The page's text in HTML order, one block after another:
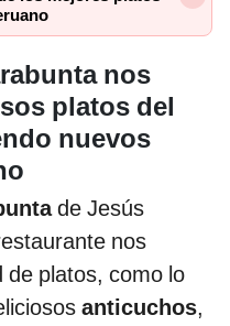
nos
platos del
nuevos
de Jesús
nos
de platos, como lo
anticuchos,